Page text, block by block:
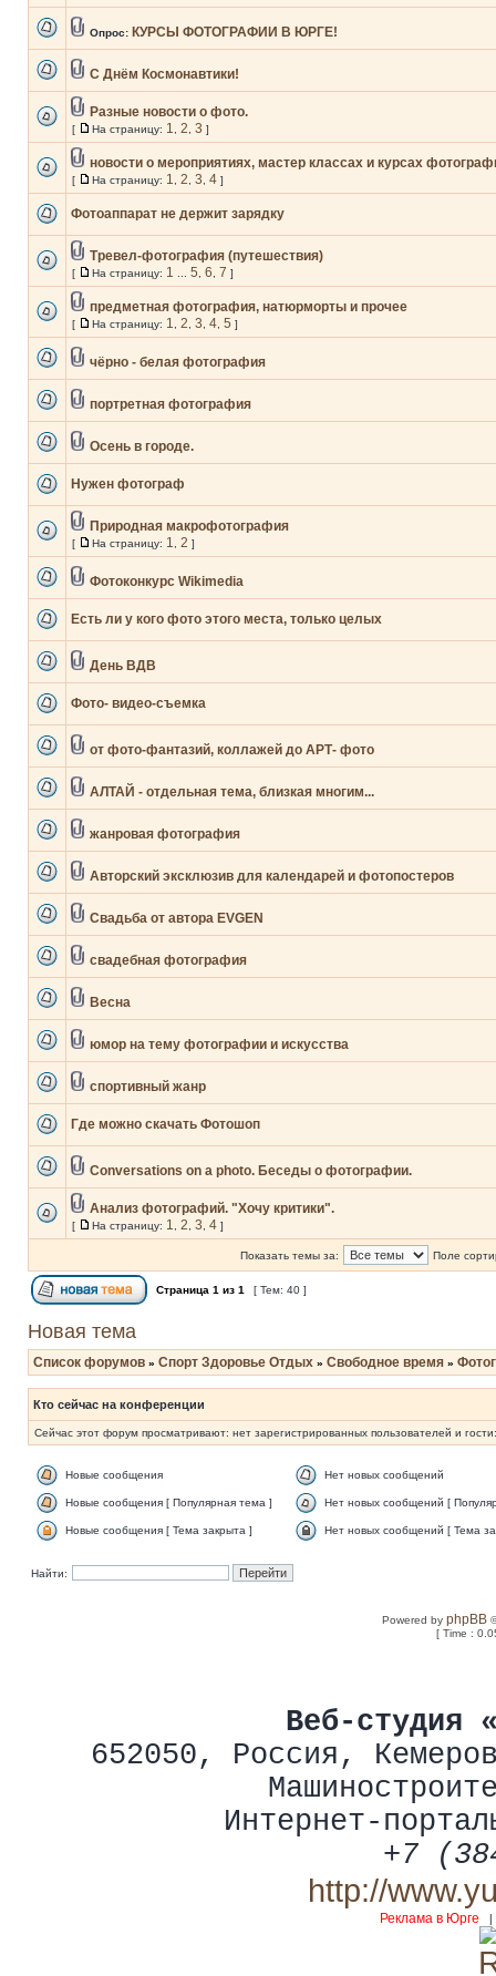
Опрос: КУРСЫ ФОТОГРАФИИ В ЮРГЕ!
С Днём Космонавтики!
Разные новости о фото.
[ На страницу: 1 2 3 ]
новости о мероприятиях, мастер классах и курсах
[ На страницу: 1 2 3 4 ]
Фотоаппарат не держит зарядку
Тревел-фотография (путешествия)
[ На страницу: 1 5 6 7 ]
предметная фотография, натюрморты и прочее
[ На страницу: 1 2 3 4 5 ]
чёрно - белая фотография
портретная фотография
Осень в городе.
Нужен фотограф
Природная макрофотография
[ На страницу: 1 2 ]
Фотоконкурс Wikimedia
Есть ли у кого фото этого места, только целых
День ВДВ
Фото- видео-съемка
от фото-фантазий, коллажей до АРТ- фото
АЛТАЙ - отдельная тема, близкая многим...
жанровая фотография
Авторский эксклюзив для календарей и фотопостеров
Свадьба от автора EVGEN
свадебная фотография
Весна
юмор на тему фотографии и искусства
спортивный жанр
Где можно скачать Фотошоп
Conversations on a photo. Беседы о фотографии.
Анализ фотографий. "Хочу критики".
[ На страницу: 1 2 3 4 ]
Показать темы за: Поле
Страница 1 из 1 [ Тем: 40 ]
Новая тема
Список форумов » Спорт Здоровье Отдых » Свободное время »
Кто сейчас на конференции
Сейчас этот форум просматривают: нет зарегистрированных пользователей и
Новые сообщения Нет новых сообщений
Новые сообщения [ Популярная тема ] Нет новых сообщений [
Новые сообщения [ Тема закрыта ] Нет новых сообщений [ Тема
Найти:
Powered byphpBB
[ Time :
Веб-студия
652050, Россия ,
Интернет-
+7
http://
Реклама в Юрге